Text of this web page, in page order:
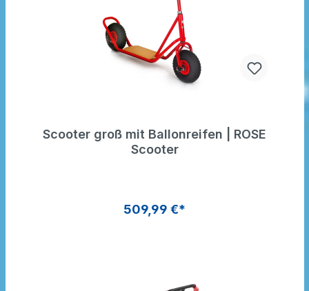
Scooter groß mit Ballonreifen | ROSE
Scooter
509,99 €*